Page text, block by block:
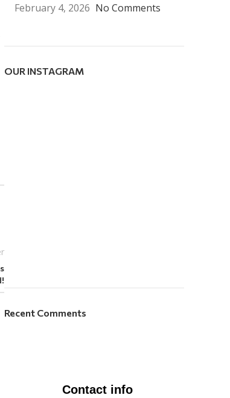
February 4, 2026 No Comments
OUR INSTAGRAM
Recent Comments
Contact info